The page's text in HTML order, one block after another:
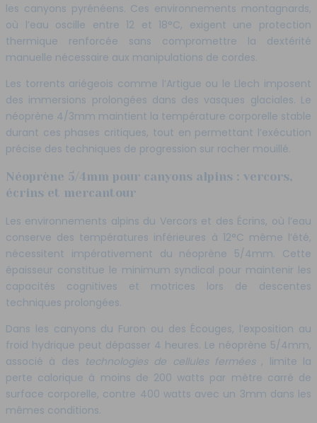
les canyons pyrénéens. Ces environnements montagnards,
où l’eau oscille entre 12 et 18°C, exigent une protection
thermique renforcée sans compromettre la dextérité
manuelle nécessaire aux manipulations de cordes.
Les torrents ariégeois comme l’Artigue ou le Llech imposent
des immersions prolongées dans des vasques glaciales. Le
néoprène 4/3mm maintient la température corporelle stable
durant ces phases critiques, tout en permettant l’exécution
précise des techniques de progression sur rocher mouillé.
Néoprène 5/4mm pour canyons alpins : vercors,
écrins et mercantour
Les environnements alpins du Vercors et des Écrins, où l’eau
conserve des températures inférieures à 12°C même l’été,
nécessitent impérativement du néoprène 5/4mm. Cette
épaisseur constitue le minimum syndical pour maintenir les
capacités cognitives et motrices lors de descentes
techniques prolongées.
Dans les canyons du Furon ou des Écouges, l’exposition au
froid hydrique peut dépasser 4 heures. Le néoprène 5/4mm,
associé à des technologies de cellules fermées , limite la
perte calorique à moins de 200 watts par mètre carré de
surface corporelle, contre 400 watts avec un 3mm dans les
mêmes conditions.